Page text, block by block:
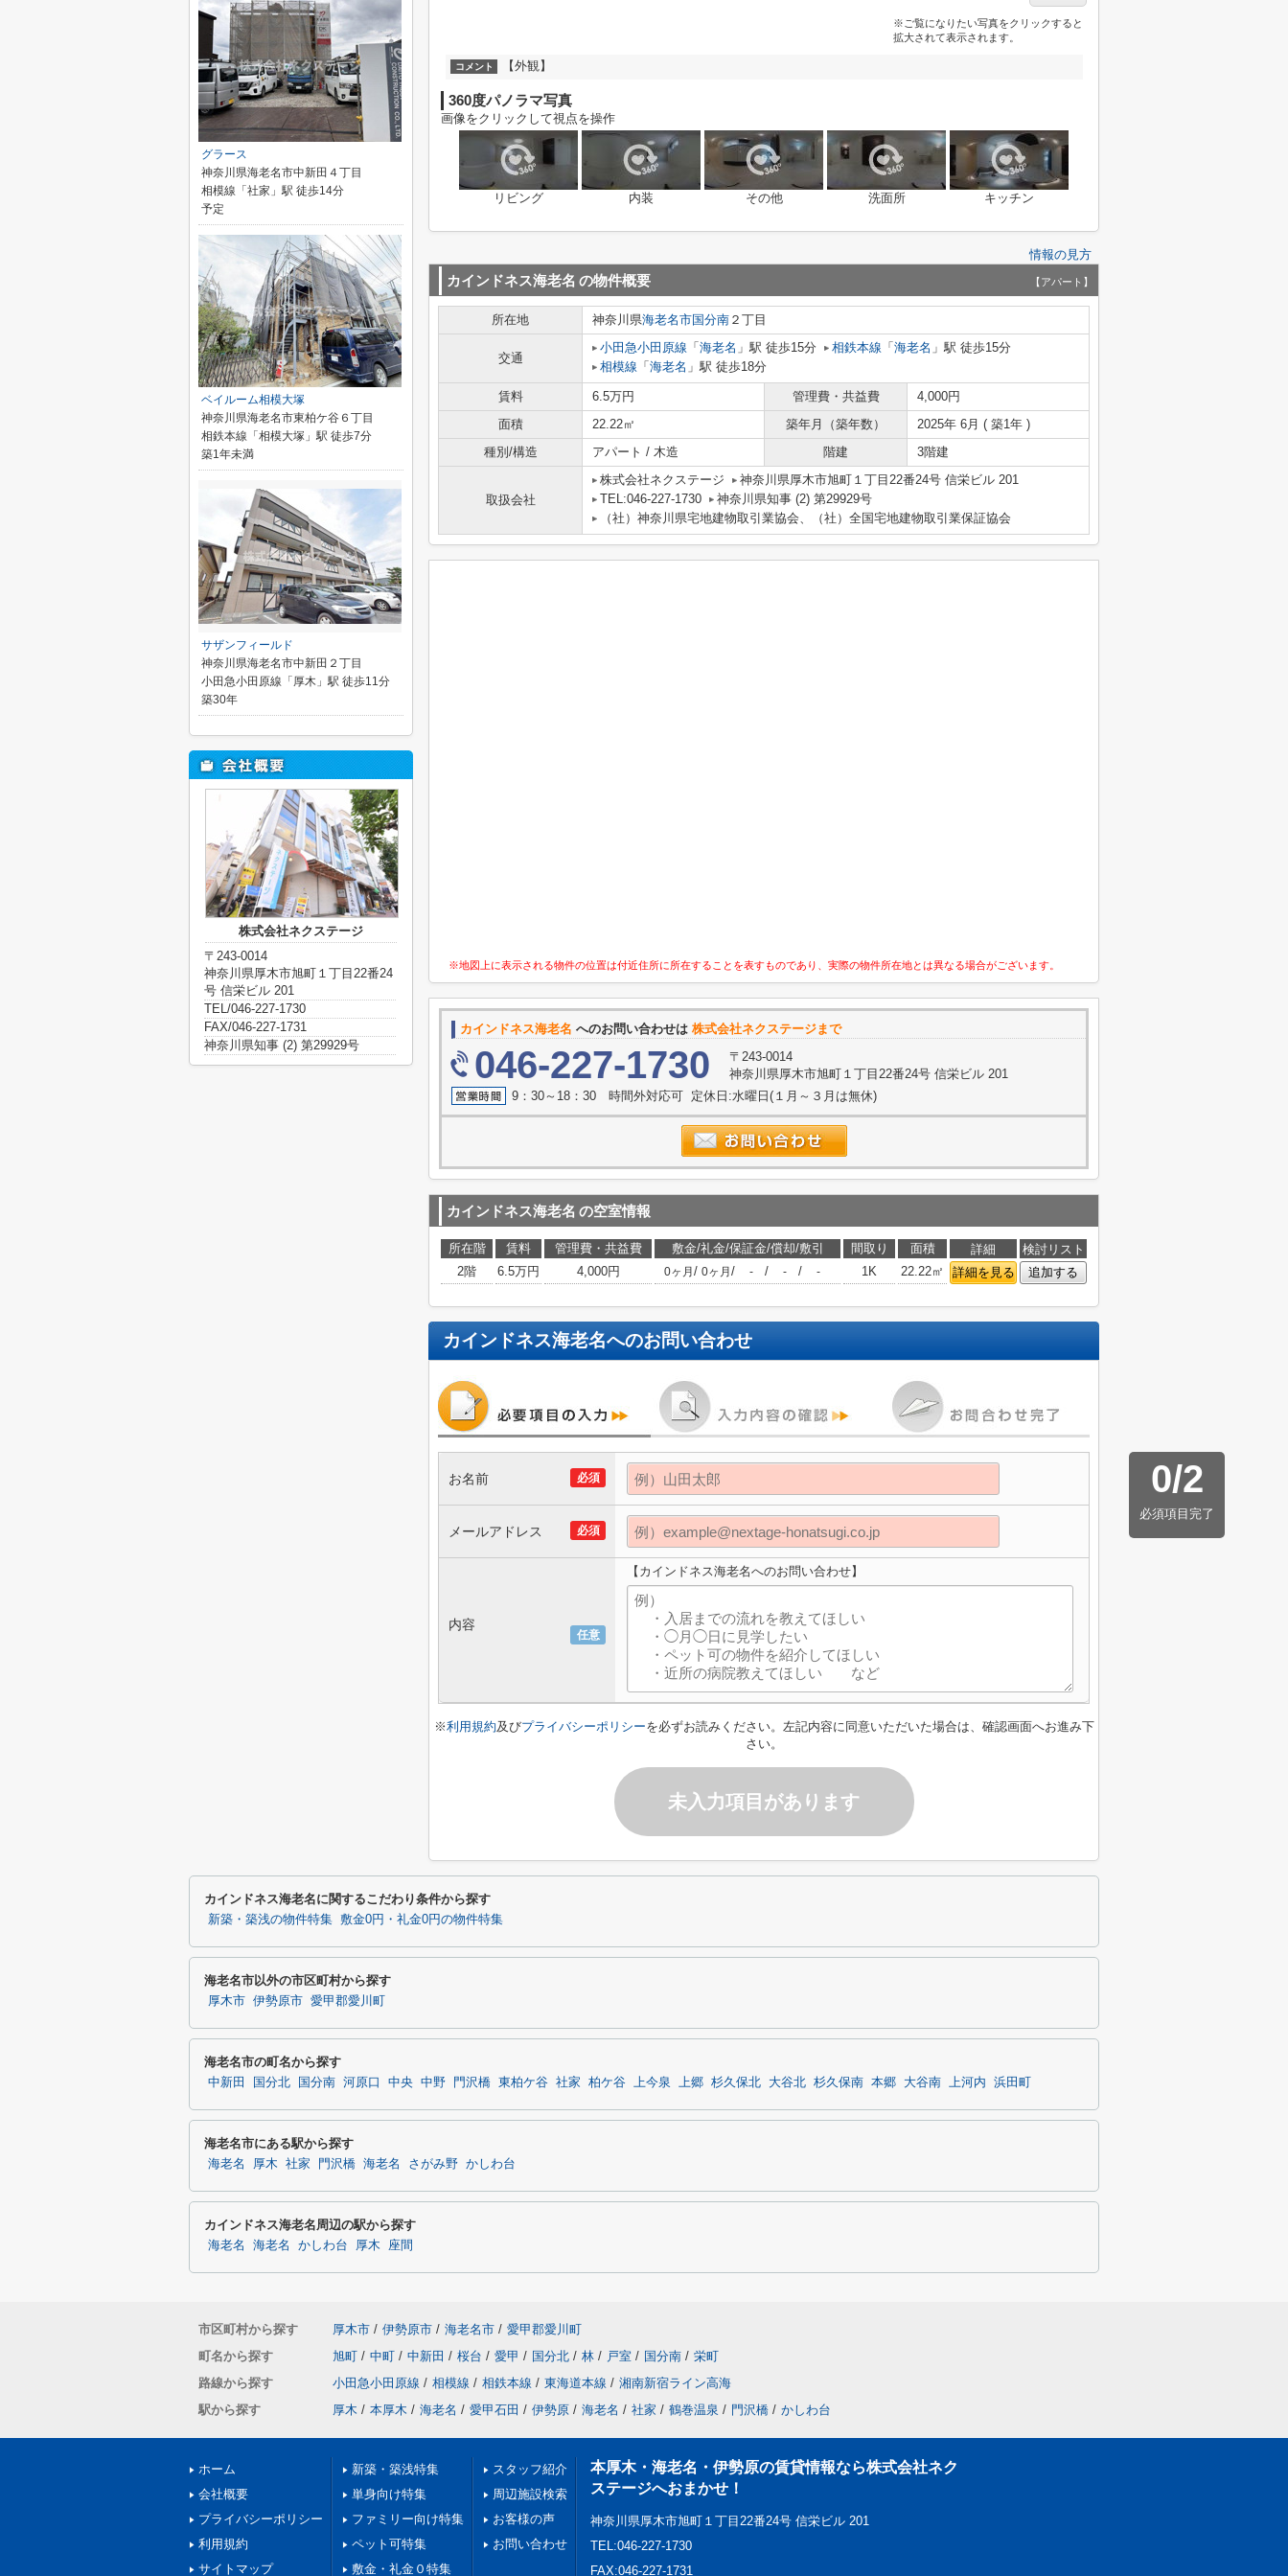
※ご覧になりたい写真をクリックすると
拡大されて表示されます。
コメント 【外観】
360度パノラマ写真
画像をクリックして視点を操作
リビング 内装 その他 洗面所 キッチン
情報の見方
カインドネス海老名 の物件概要 【アパート】
所在地 神奈川県海老名市国分南 ２丁目
交通
小田急小田原線 「 海老名 」駅 徒歩15分 相鉄本線 「 海老名 」駅 徒歩15分
相模線 「 海老名 」駅 徒歩18分
賃料 6.5万円 管理費・共益費
4,000円
面積
22.22㎡ 築年月（築年数）
2025年 6月 ( 築1年 )
種別/構造
アパート / 木造 階建 3階建
取扱会社
株式会社ネクステージ
神奈川県厚木市旭町１丁目22番24号 信栄ビル 201
TEL:046-227-1730
神奈川県知事 (2) 第29929号
（社）神奈川県宅地建物取引業協会、（社）全国宅地建物取引業保証協会
※地図上に表示される物件の位置は付近住所に所在することを表すものであり、実際の物件所在地とは異なる場合がございます。
カインドネス海老名 へのお問い合わせは 株式会社ネクステージまで
046-227-1730
〒243-0014
神奈川県厚木市旭町１丁目22番24号 信栄ビル 201
9：30～18：30 時間外対応可 定休日:水曜日(１月～３月は無休)
カインドネス海老名 の空室情報
所在階 賃料 管理費・共益費 敷金/礼金/保証金/償却/敷引 間取り 面積 詳細
検討リスト
2階
6.5万円 4,000円 0ヶ月 / 0ヶ月 / - / - / - 1K 22.22㎡ 詳細を見る 追加する
カインドネス海老名へのお問い合わせ
0/2
必須項目完了
必須
お名前
必須
メールアドレス
任意
内容
【カインドネス海老名へのお問い合わせ】
※利用規約及びプライバシーポリシーを必ずお読みください。左記内容に同意いただいた場合は、確認画面へお進み下
さい。
未入力項目があります
グラース
神奈川県海老名市中新田４丁目
相模線「社家」駅 徒歩14分
予定
ベイルーム相模大塚
神奈川県海老名市東柏ケ谷６丁目
相鉄本線「相模大塚」駅 徒歩7分
築1年未満
サザンフィールド
神奈川県海老名市中新田２丁目
小田急小田原線「厚木」駅 徒歩11分
築30年
株式会社ネクステージ
〒243-0014
神奈川県厚木市旭町１丁目22番24
号 信栄ビル 201
TEL/046-227-1730
FAX/046-227-1731
神奈川県知事 (2) 第29929号
カインドネス海老名に関するこだわり条件から探す
新築・築浅の物件特集 敷金0円・礼金0円の物件特集
海老名市以外の市区町村から探す
厚木市 伊勢原市 愛甲郡愛川町
海老名市の町名から探す
中新田 国分北 国分南 河原口 中央 中野 門沢橋 東柏ケ谷 社家 柏ケ谷 上今泉 上郷 杉久保北 大谷北 杉久保南 本郷 大谷南 上河内 浜田町
海老名市にある駅から探す
海老名 厚木 社家 門沢橋 海老名 さがみ野 かしわ台
カインドネス海老名周辺の駅から探す
海老名 海老名 かしわ台 厚木 座間
市区町村から探す 厚木市 / 伊勢原市 / 海老名市 / 愛甲郡愛川町
町名から探す
旭町 / 中町 / 中新田 / 桜台 / 愛甲 / 国分北 / 林 / 戸室 / 国分南 / 栄町
路線から探す
小田急小田原線 / 相模線 / 相鉄本線 / 東海道本線 / 湘南新宿ライン高海
駅から探す
厚木 / 本厚木 / 海老名 / 愛甲石田 / 伊勢原 / 海老名 / 社家 / 鶴巻温泉 / 門沢橋 / かしわ台
ホーム
会社概要
プライバシーポリシー
利用規約
サイトマップ
新築・築浅特集
単身向け特集
ファミリー向け特集
ペット可特集
敷金・礼金０特集
スタッフ紹介
周辺施設検索
お客様の声
お問い合わせ
本厚木・海老名・伊勢原の賃貸情報なら株式会社ネク
ステージへおまかせ！
神奈川県厚木市旭町１丁目22番24号 信栄ビル 201
TEL:046-227-1730
FAX:046-227-1731